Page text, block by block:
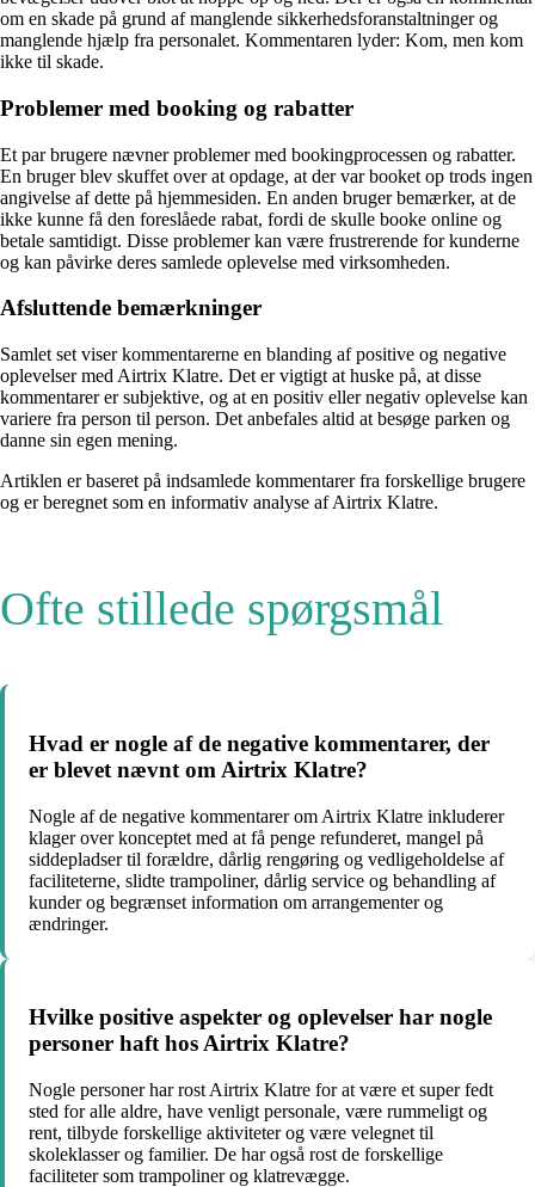
om en skade på grund af manglende sikkerhedsforanstaltninger og
manglende hjælp fra personalet. Kommentaren lyder: Kom, men kom
ikke til skade.
Problemer med booking og rabatter
Et par brugere nævner problemer med bookingprocessen og rabatter.
En bruger blev skuffet over at opdage, at der var booket op trods ingen
angivelse af dette på hjemmesiden. En anden bruger bemærker, at de
ikke kunne få den foreslåede rabat, fordi de skulle booke online og
betale samtidigt. Disse problemer kan være frustrerende for kunderne
og kan påvirke deres samlede oplevelse med virksomheden.
Afsluttende bemærkninger
Samlet set viser kommentarerne en blanding af positive og negative
oplevelser med Airtrix Klatre. Det er vigtigt at huske på, at disse
kommentarer er subjektive, og at en positiv eller negativ oplevelse kan
variere fra person til person. Det anbefales altid at besøge parken og
danne sin egen mening.
Artiklen er baseret på indsamlede kommentarer fra forskellige brugere
og er beregnet som en informativ analyse af Airtrix Klatre.
Ofte stillede spørgsmål
Hvad er nogle af de negative kommentarer, der
er blevet nævnt om Airtrix Klatre?
Nogle af de negative kommentarer om Airtrix Klatre inkluderer
klager over konceptet med at få penge refunderet, mangel på
siddepladser til forældre, dårlig rengøring og vedligeholdelse af
faciliteterne, slidte trampoliner, dårlig service og behandling af
kunder og begrænset information om arrangementer og
ændringer.
Hvilke positive aspekter og oplevelser har nogle
personer haft hos Airtrix Klatre?
Nogle personer har rost Airtrix Klatre for at være et super fedt
sted for alle aldre, have venligt personale, være rummeligt og
rent, tilbyde forskellige aktiviteter og være velegnet til
skoleklasser og familier. De har også rost de forskellige
faciliteter som trampoliner og klatrevægge.